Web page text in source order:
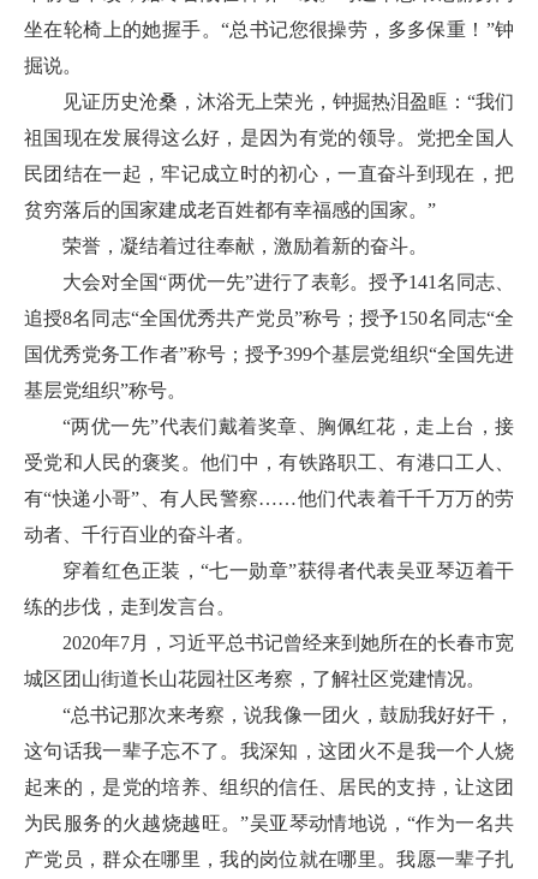
坐在轮椅上的她握手。“总书记您很操劳，多多保重！”钟
掘说。
见证历史沧桑，沐浴无上荣光，钟掘热泪盈眶：“我们
祖国现在发展得这么好，是因为有党的领导。党把全国人
民团结在一起，牢记成立时的初心，一直奋斗到现在，把
贫穷落后的国家建成老百姓都有幸福感的国家。”
荣誉，凝结着过往奉献，激励着新的奋斗。
大会对全国“两优一先”进行了表彰。授予141名同志、
追授8名同志“全国优秀共产党员”称号；授予150名同志“全
国优秀党务工作者”称号；授予399个基层党组织“全国先进
基层党组织”称号。
“两优一先”代表们戴着奖章、胸佩红花，走上台，接
受党和人民的褒奖。他们中，有铁路职工、有港口工人、
有“快递小哥”、有人民警察……他们代表着千千万万的劳
动者、千行百业的奋斗者。
穿着红色正装，“七一勋章”获得者代表吴亚琴迈着干
练的步伐，走到发言台。
2020年7月，习近平总书记曾经来到她所在的长春市宽
城区团山街道长山花园社区考察，了解社区党建情况。
“总书记那次来考察，说我像一团火，鼓励我好好干，
这句话我一辈子忘不了。我深知，这团火不是我一个人烧
起来的，是党的培养、组织的信任、居民的支持，让这团
为民服务的火越烧越旺。”吴亚琴动情地说，“作为一名共
产党员，群众在哪里，我的岗位就在哪里。我愿一辈子扎